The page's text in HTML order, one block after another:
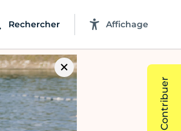
Rechercher Affichage
Contribuer